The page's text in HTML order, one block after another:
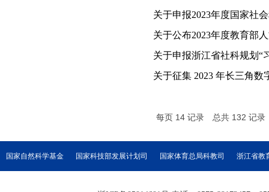
关于申报2023年度国家社
关于公布2023年度教育部
关于申报浙江省社科规划“
关于征集 2023 年长三角
每页 14 记录 总共 132 记录
国家自然科学基金 国家科技部发展计划司 国家体育总局科教司 浙江省教